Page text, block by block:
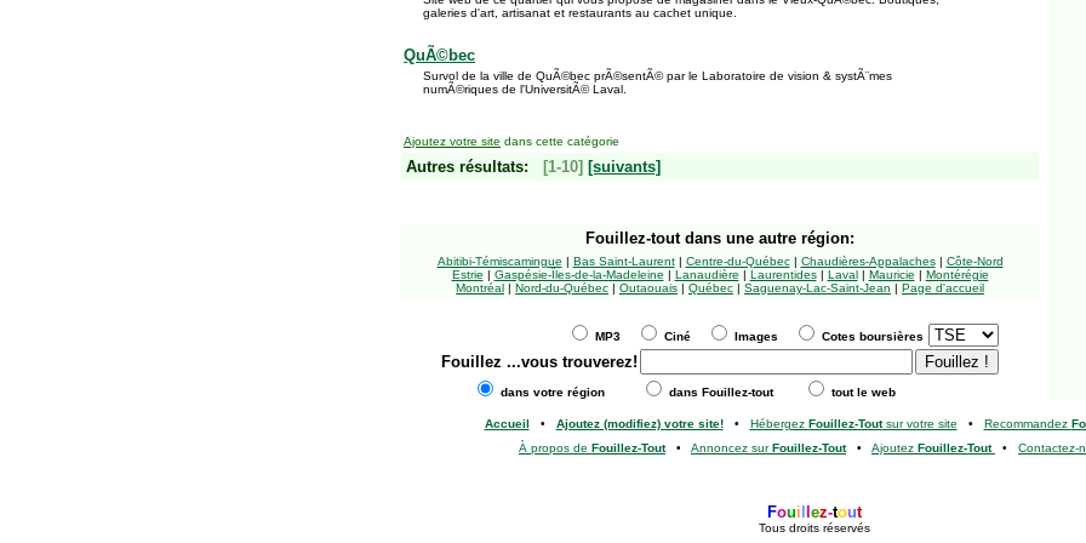
galeries d'art, artisanat et restaurants au cachet unique.
QuÃ©bec
Survol de la ville de QuÃ©bec prÃ©sentÃ© par le Laboratoire de vision & systÃ¨mes
numÃ©riques de l'UniversitÃ© Laval.
Ajoutez votre site dans cette catégorie
Autres résultats: [1-10] [suivants]
Fouillez-tout dans une autre région:
Abitibi-Témiscamingue | Bas Saint-Laurent| Centre-du-Québec| Chaudières-Appalaches| Côte-Nord
Estrie | Gaspésie-Îles-de-la-Madeleine | Lanaudière | Laurentides| Laval| Mauricie | Montérégie
Montréal | Nord-du-Québec | Outaouais | Québec | Saguenay-Lac-Saint-Jean | Page d'accueil
MP3 Ciné Images Cotes boursières
Fouillez ...vous trouverez!
dans votre région dans Fouillez-tout tout le web
Accueil • Ajoutez (modifiez) votre site!• Hébergez Fouillez-Toutsur votre site • Recommandez
À propos de Fouillez-Tout• Annoncez surFouillez-Tout• Ajoutez Fouillez-Tout • Contactez-
Foui ez-tout
Tous droits réservés